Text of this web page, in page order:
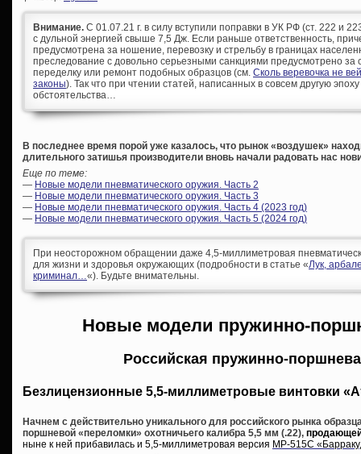
Внимание. С 01.07.21 г. в силу вступили поправки в УК РФ (ст. 222 и
с дульной энергией свыше 7,5 Дж. Если раньше ответственность,
предусмотрена за ношение, перевозку и стрельбу в границах
преследование с довольно серьезными санкциями предусмотрено за
переделку или ремонт подобных образцов (см. Сколь веревочка не
законы). Так что при чтении статей, написанных в совсем другую
обстоятельства…
В последнее время порой уже казалось, что рынок «воздушек»
длительного затишья производители вновь начали радовать нас
Еще по теме:
— Новые модели пневматического оружия. Часть 2
— Новые модели пневматического оружия. Часть 3
— Новые модели пневматического оружия. Часть 4 (2023 год)
— Новые модели пневматического оружия. Часть 5 (2024 год)
При неосторожном обращении даже 4,5-миллиметровая
для жизни и здоровья окружающих (подробности в статье «Лук,
криминал…«). Будьте внимательны.
Новые модели пружинно-
Российская пружинно-
Безлицензионные 5,5-миллиметровые винтовки
Начнем с действительно уникального для российского рынка
поршневой «переломки» охотничьего калибра 5,5 мм (.22),
ныне к ней прибавилась и 5,5-миллиметровая версия МР-515С